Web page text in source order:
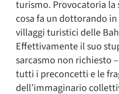
turismo. Provocatoria la
cosa fa un dottorando
villaggi turistici delle
Effettivamente il suo
sarcasmo non richiesto
tutti i preconcetti e le
dell’immaginario